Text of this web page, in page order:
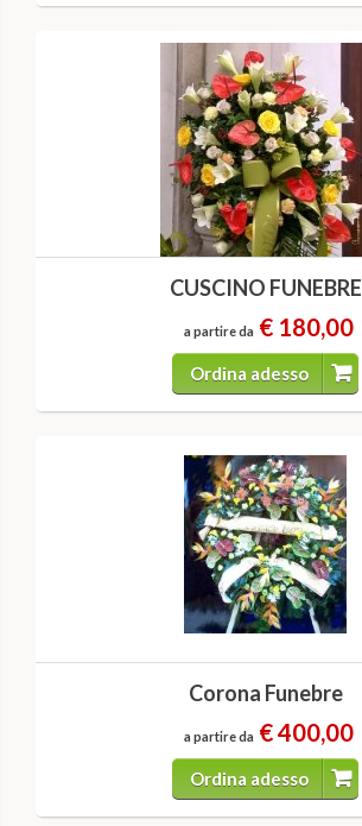
CUSCINO FUNEBRE
a partire da € 180,00
Ordina adesso
Corona Funebre
a partire da € 400,00
Ordina adesso